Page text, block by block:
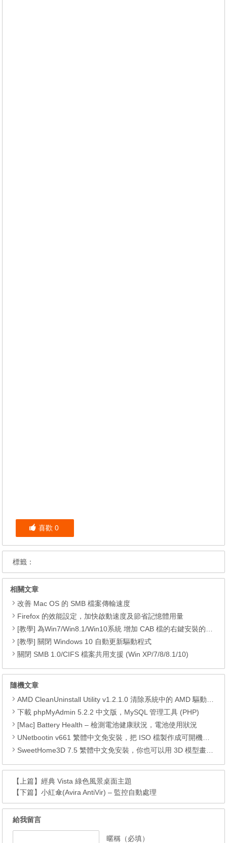
喜歡 0
標籤：
相關文章
改善 Mac OS 的 SMB 檔案傳輸速度
Firefox 的效能設定，加快啟動速度及節省記憶體用量
[教學] 為Win7/Win8.1/Win10系統 增加 CAB 檔的右鍵安裝的功能
[教學] 關閉 Windows 10 自動更新驅動程式
關閉 SMB 1.0/CIFS 檔案共用支援 (Win XP/7/8/8.1/10)
隨機文章
AMD CleanUninstall Utility v1.2.1.0 清除系統中的 AMD 驅動程式
下載 phpMyAdmin 5.2.2 中文版，MySQL 管理工具 (PHP)
[Mac] Battery Health – 檢測電池健康狀況，電池使用狀況
UNetbootin v661 繁體中文免安裝，把 ISO 檔製作成可開機的 USB 隨身碟
SweetHome3D 7.5 繁體中文免安裝，你也可以用 3D 模型畫出夢想的家
【上篇】經典 Vista 綠色風景桌面主題
【下篇】小紅傘(Avira AntiVir) – 監控自動處理
給我留言
暱稱（必填）